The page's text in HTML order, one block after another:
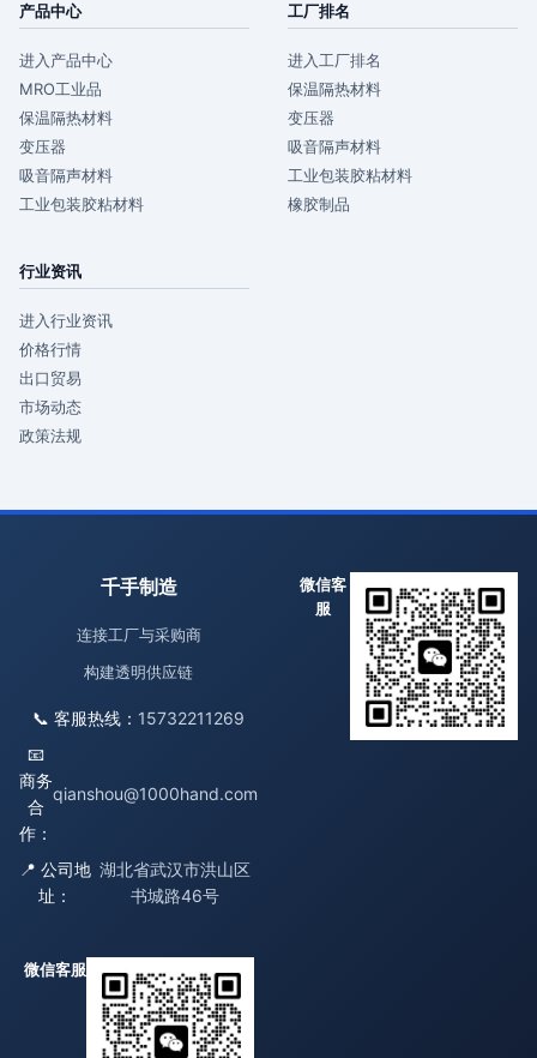
产品中心
进入产品中心
MRO工业品
保温隔热材料
变压器
吸音隔声材料
工业包装胶粘材料
工厂排名
进入工厂排名
保温隔热材料
变压器
吸音隔声材料
工业包装胶粘材料
橡胶制品
行业资讯
进入行业资讯
价格行情
出口贸易
市场动态
政策法规
千手制造
连接工厂与采购商
构建透明供应链
📞 客服热线： 15732211269
📧
商务
合
作：
qianshou@1000hand.com
📍 公司地
址：
湖北省武汉市洪山区
书城路46号
微信客
服
微信客服